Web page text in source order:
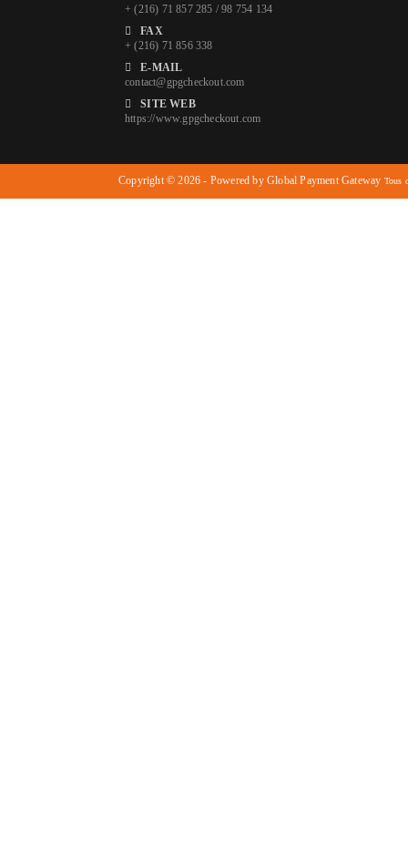
+ (216) 71 857 285 / 98 754 134
FAX
+ (216) 71 856 338
E-MAIL
contact@gpgcheckout.com
SITE WEB
https://www.gpgcheckout.com
Copyright © 2026 - Powered by Global Payment Gateway Tous